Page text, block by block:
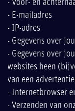
- Voor- en
- E-mailadres
- IP-adres
- Gegevens over
- Gegevens over
websites heen
van een
- Internetbrowser
- Verzenden van